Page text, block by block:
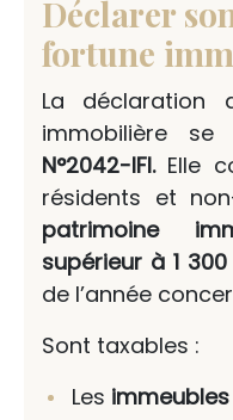
Déclarer
fortune
La déclaration
immobilière
N°2042-IFI.Elle
résidents et
patrimoine
supérieur à 1
de l’année
Sont taxables :
Les